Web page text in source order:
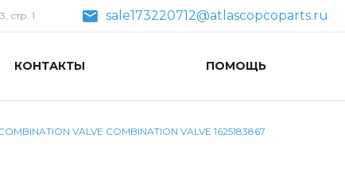
стр. 1 sale173220712@atlascopcoparts.ru
КОНТАКТЫ ПОМОЩЬ
VALVE COMBINATION VALVE 1625183867